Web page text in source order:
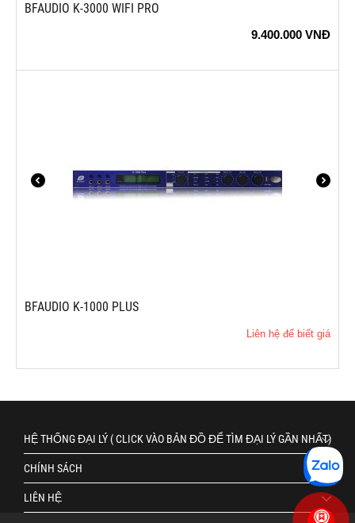
BFAUDIO K-3000 WIFI PRO
9.400.000 VNĐ
BFAUDIO K-1000 PLUS
Liên hệ để biết giá
HỆ THỐNG ĐẠI LÝ ( CLICK VÀO BẢN ĐỒ ĐỂ TÌM ĐẠI LÝ GẦN NHẤT)
CHÍNH SÁCH
LIÊN HỆ